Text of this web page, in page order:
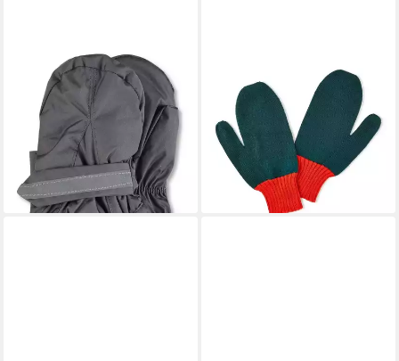
Fäustlinge Fäustlinge uni (1-
21,99 €
lieferbar - in 3-4 Werktagen bei dir
- warm und soft grün/orange
Damen/Herren 1 Paar
26,95 €
49,00 €
-45%
lieferbar - in 3-4 Werktagen bei dir